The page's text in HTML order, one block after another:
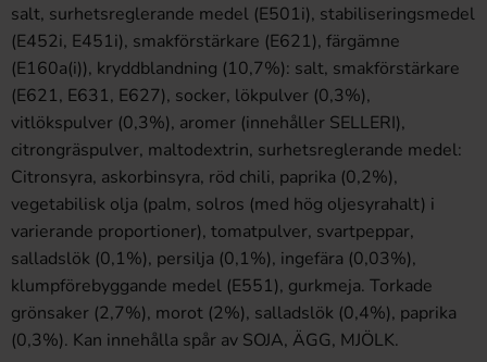
salt, surhetsreglerande medel (E501i), stabiliseringsmedel
(E452i, E451i), smakförstärkare (E621), färgämne
(E160a(i)), kryddblandning (10,7%): salt, smakförstärkare
(E621, E631, E627), socker, lökpulver (0,3%),
vitlökspulver (0,3%), aromer (innehåller SELLERI),
citrongräspulver, maltodextrin, surhetsreglerande medel:
Citronsyra, askorbinsyra, röd chili, paprika (0,2%),
vegetabilisk olja (palm, solros (med hög oljesyrahalt) i
varierande proportioner), tomatpulver, svartpeppar,
salladslök (0,1%), persilja (0,1%), ingefära (0,03%),
klumpförebyggande medel (E551), gurkmeja. Torkade
grönsaker (2,7%), morot (2%), salladslök (0,4%), paprika
(0,3%). Kan innehålla spår av SOJA, ÄGG, MJÖLK.